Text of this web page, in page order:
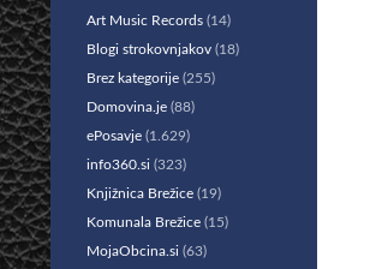
Art Music Records (14)
Blogi strokovnjakov (18)
Brez kategorije (255)
Domovina.je (88)
ePosavje (1.629)
info360.si (323)
Knjižnica Brežice (19)
Komunala Brežice (15)
MojaObcina.si (63)